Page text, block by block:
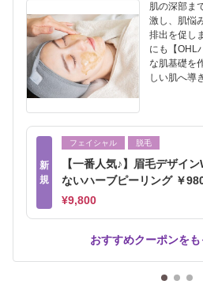
肌の深部ま
激し、肌悩
排出を促し
にも【OHL
な肌基礎を
しい肌へ導
新
規
フェイシャル 脱毛
【一番人気♪】眉毛デザイ
ないハーブピーリング ￥
¥9,800
おすすめクーポンを